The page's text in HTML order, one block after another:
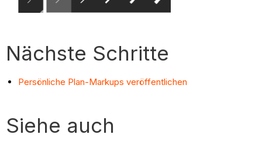
Nächste Schritte
Persönliche Plan-Markups veröffentlichen
Siehe auch